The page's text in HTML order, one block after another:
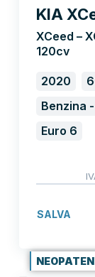
KIA
XCeed –
120cv
2020
Benzina
Euro 6
SALVA